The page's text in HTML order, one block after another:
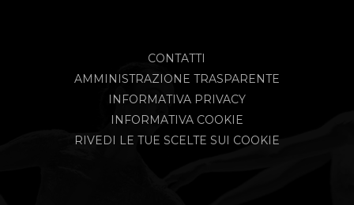
CONTATTI
AMMINISTRAZIONE TRASPARENTE
INFORMATIVA PRIVACY
INFORMATIVA COOKIE
RIVEDI LE TUE SCELTE SUI COOKIE